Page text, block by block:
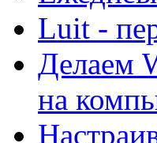
Luit -
Делаем
на